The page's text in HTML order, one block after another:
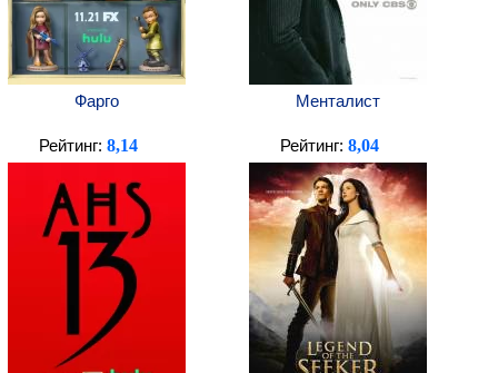
Фарго Менталист
Рейтинг: 8,14 Рейтинг: 8,04